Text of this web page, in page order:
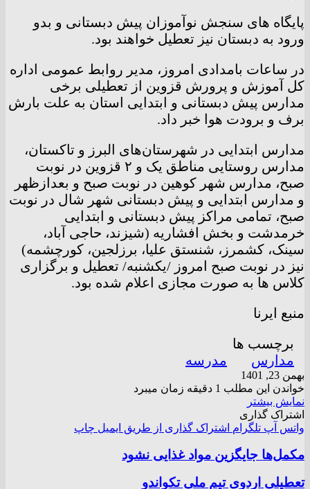
پایگاه های سنجش نوآموزان پیش دبستانی و بدو
ورود به دبستان نیز تعطیل خواهند بود.
در ساعات بامدادی امروز، مدیر روابط عمومی اداره
کل آموزش و پرورش قزوین از تعطیلی برخی
مدارس پیش دبستانی و ابتدایی استان به علت بارش
برف و برودت هوا خبر داد.
مدارس ابتدایی در شهرستان‌های البرز و تاکستان،
مدارس روستایی مناطق یک و ۲ قزوین در نوبت
صبح، مدارس شهر کوهین در نوبت صبح و بعدازظهر
و مدارس ابتدایی و پیش دبستانی شهر شال در نوبت
صبح، تمامی مراکز پیش دبستانی و ابتدایی
خرمدشت و بخش افشاریه (شیزند، حاجی آباد،
سینک، کشمرز، شنستق علیا، برزلجین، کورچشمه)
نیز در نوبت صبح امروز /یکشنبه/ تعطیل و برگزاری
کلاس ها به صورت مجازی اعلام شده بود.
منبع ایرنا
برچسب ها
مدارس
مدرسه
بهمن 23, 1401
خواندن این مطلب 1 دقیقه زمان میبرد
نمایش بیشتر
اشتراک گذاری
واتس آپ تلگرام اشتراک گذاری از طریق ایمیل چاپ
مکمل‌ها جایگزین مواد غذایی نشود
تعطیلی اردوی تیم ملی تکواندو